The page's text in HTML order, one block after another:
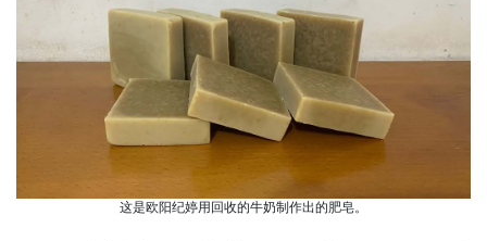
这是欧阳纪婷用回收的牛奶制作出的肥皂。